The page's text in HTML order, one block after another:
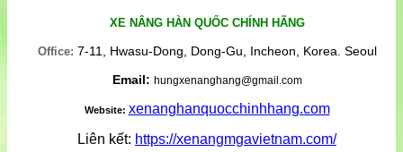
XE NÂNG HÀN QUỐC CHÍNH HÃNG
Office: 7-11, Hwasu-Dong, Dong-Gu, Incheon, Korea. Seoul
Email: hungxenanghang@gmail.com
Website: xenanghanquocchinhhang.com
Liên kết: https://xenangmgavietnam.com/